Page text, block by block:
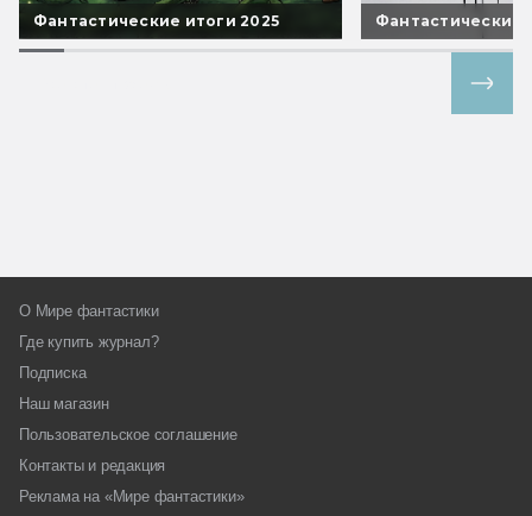
Фантастические итоги 2025 Фантастические
О Мире фантастики
Где купить журнал?
Подписка
Наш магазин
Пользовательское соглашение
Контакты и редакция
Реклама на «Мире фантастики»